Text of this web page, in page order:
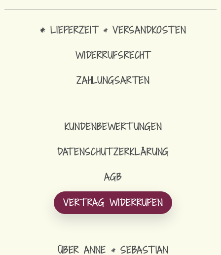
* LIEFERZEIT & VERSANDKOSTEN
WIDERRUFSRECHT
ZAHLUNGSARTEN
KUNDENBEWERTUNGEN
DATENSCHUTZERKLÄRUNG
AGB
VERTRAG WIDERRUFEN
ÜBER ANNE & SEBASTIAN